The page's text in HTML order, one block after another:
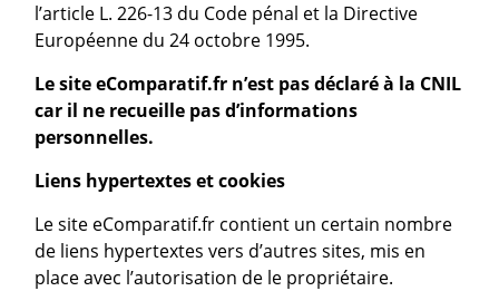
l’article L. 226-13 du Code pénal et la Directive
Européenne du 24 octobre 1995.
Le site eComparatif.fr n’est pas déclaré à la CNIL
car il ne recueille pas d’informations
personnelles.
Liens hypertextes et cookies
Le site eComparatif.fr contient un certain nombre
de liens hypertextes vers d’autres sites, mis en
place avec l’autorisation de le propriétaire.